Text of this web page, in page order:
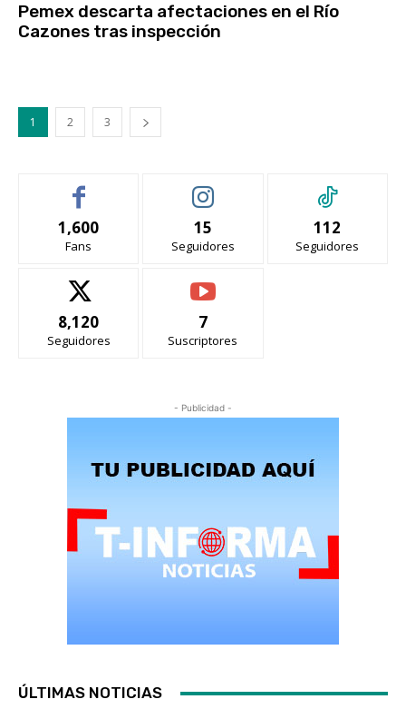
Pemex descarta afectaciones en el Río
Cazones tras inspección
1 2 3
1,600
Fans
15
Seguidores
112
Seguidores
8,120
Seguidores
7
Suscriptores
- Publicidad -
ÚLTIMAS NOTICIAS